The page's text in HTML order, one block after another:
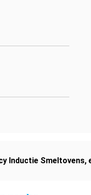
Inductie Smeltovens,